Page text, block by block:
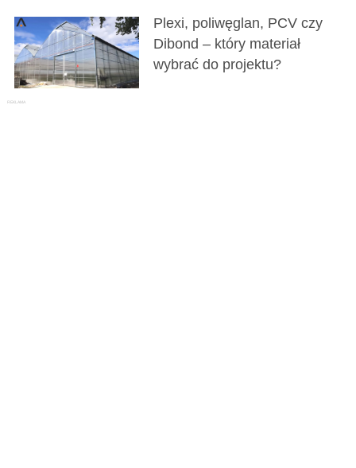
Plexi, poliwęglan, PCV czy
Dibond – który materiał
wybrać do projektu?